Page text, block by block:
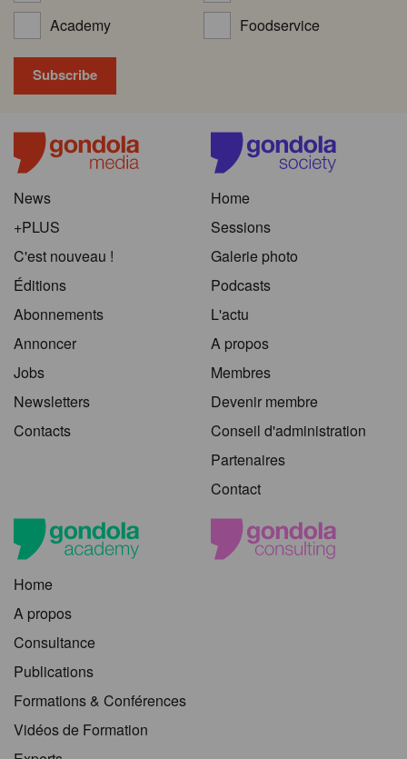
Academy
Foodservice
News
+PLUS
C'est nouveau !
Éditions
Abonnements
Annoncer
Jobs
Newsletters
Contacts
Home
Sessions
Galerie photo
Podcasts
L'actu
A propos
Membres
Devenir membre
Conseil d'administration
Partenaires
Contact
Home
A propos
Consultance
Publications
Formations & Conférences
Vidéos de Formation